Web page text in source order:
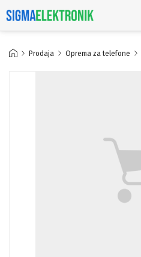
Prodaja Oprema za telefone